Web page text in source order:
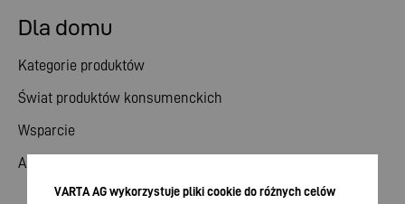
Dla domu
Kategorie produktów
Świat produktów konsumenckich
Wsparcie
Aktualności
VARTA AG wykorzystuje pliki cookie do różnych celów